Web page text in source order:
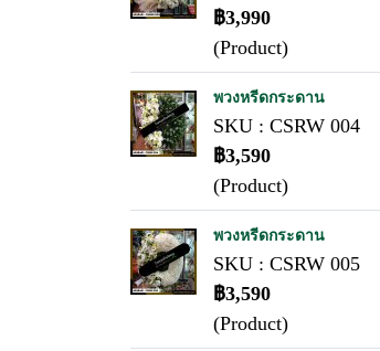
฿3,990
(Product)
พวงหรีดกระดาน
SKU : CSRW 004
฿3,590
(Product)
พวงหรีดกระดาน
SKU : CSRW 005
฿3,590
(Product)